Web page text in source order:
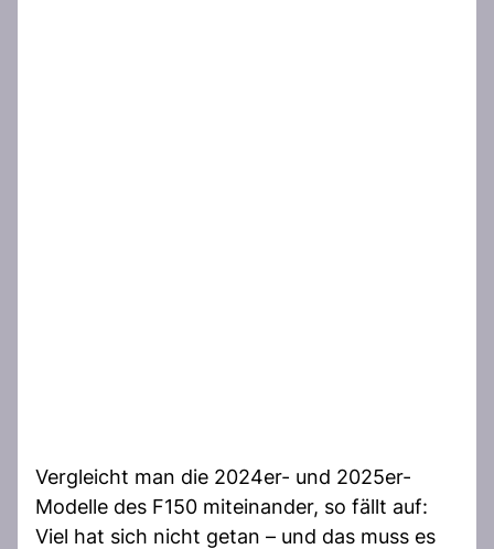
Vergleicht man die 2024er- und 2025er-
Modelle des F150 miteinander, so fällt auf:
Viel hat sich nicht getan – und das muss es